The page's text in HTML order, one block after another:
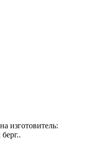
изготовитель: